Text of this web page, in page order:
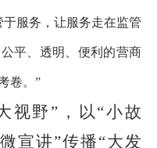
服务，让服务走在监管
平、透明、便利的营商
卷。 ”
视野 ” ，以“小故
微宣讲”传播“大发